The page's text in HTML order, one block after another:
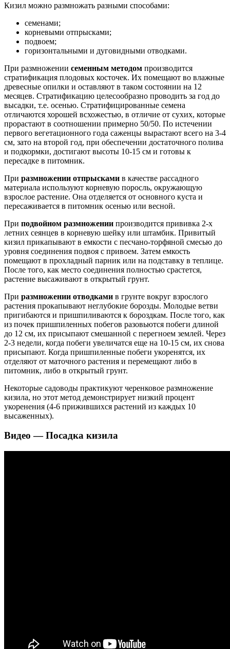
Кизил можно размножать разными способами:
семенами;
корневыми отпрысками;
подвоем;
горизонтальными и дуговидными отводками.
При размножении семенным методом производится
стратификация плодовых косточек. Их помещают во влажные
древесные опилки и оставляют в таком состоянии на 12
месяцев. Стратификацию целесообразно проводить за год до
высадки, т.е. осенью. Стратифицированные семена
отличаются хорошей всхожестью, в отличие от сухих, которые
прорастают в соотношении примерно 50/50. По истечении
первого вегетационного года саженцы вырастают всего на 3-4
см, зато на второй год, при обеспечении достаточного полива
и подкормки, достигают высоты 10-15 см и готовы к
пересадке в питомник.
При размножении отпрысками в качестве рассадного
материала используют корневую поросль, окружающую
взрослое растение. Она отделяется от основного куста и
пересаживается в питомник осенью или весной.
При подвойном размножении производится прививка 2-х
летних сеянцев в корневую шейку или штамбик. Привитый
кизил прикапывают в емкости с песчано-торфяной смесью до
уровня соединения подвоя с привоем. Затем емкость
помещают в прохладный парник или на подставку в теплице.
После того, как место соединения полностью срастется,
растение высаживают в открытый грунт.
При размножении отводками в грунте вокруг взрослого
растения прокапывают неглубокие борозды. Молодые ветви
пригибаются и пришпиливаются к бороздкам. После того, как
из почек пришпиленных побегов разовьются побеги длиной
до 12 см, их присыпают смешанной с перегноем землей. Через
2-3 недели, когда побеги увеличатся еще на 10-15 см, их снова
присыпают. Когда пришпиленные побеги укоренятся, их
отделяют от маточного растения и перемещают либо в
питомник, либо в открытый грунт.
Некоторые садоводы практикуют черенковое размножение
кизила, но этот метод демонстрирует низкий процент
укоренения (4-6 прижившихся растений из каждых 10
высаженных).
Видео — Посадка кизила